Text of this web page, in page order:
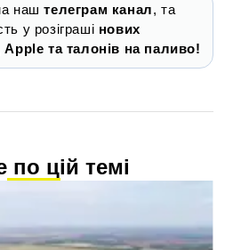
наштелеграм канал, та
у розіграші нових
Apple та талонів на паливо!
по цій темі